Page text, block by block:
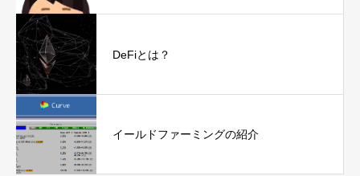
DeFiとは？
イールドファーミングの紹介